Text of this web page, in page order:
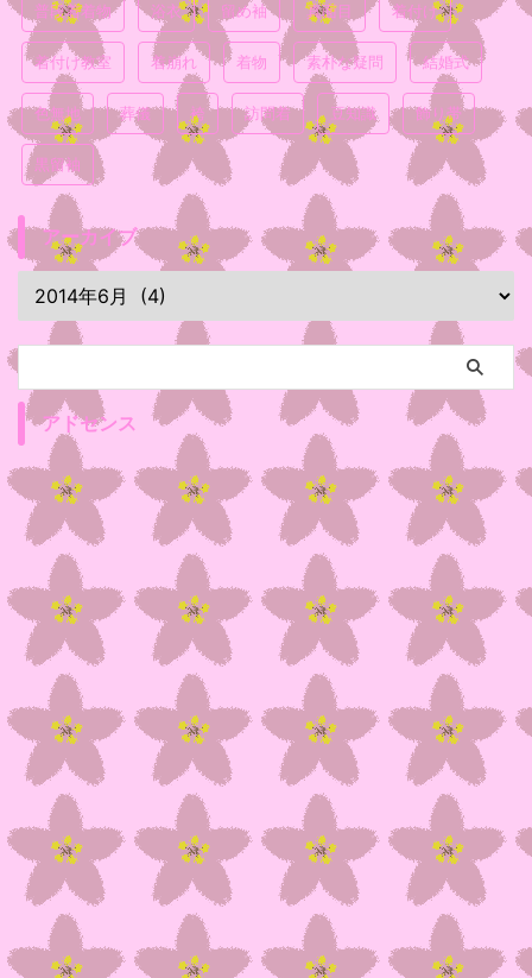
普段着着物 浴衣 留め袖 真面目 着付け
着付け教室 着崩れ 着物 素朴な疑問 結婚式
色無地 葬儀 袴 訪問着 豆知識 飾り帯
黒留袖
アーカイブ
アドセンス